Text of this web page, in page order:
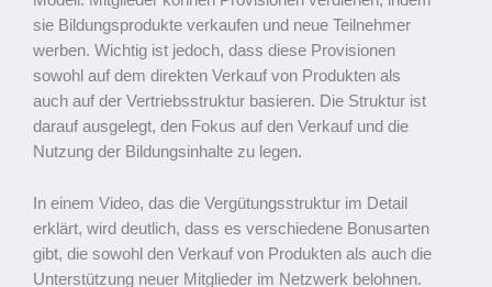
sie Bildungsprodukte verkaufen und neue Teilnehmer
werben. Wichtig ist jedoch, dass diese Provisionen
sowohl auf dem direkten Verkauf von Produkten als
auch auf der Vertriebsstruktur basieren. Die Struktur ist
darauf ausgelegt, den Fokus auf den Verkauf und die
Nutzung der Bildungsinhalte zu legen.
In einem Video, das die Vergütungsstruktur im Detail
erklärt, wird deutlich, dass es verschiedene Bonusarten
gibt, die sowohl den Verkauf von Produkten als auch die
Unterstützung neuer Mitglieder im Netzwerk belohnen.